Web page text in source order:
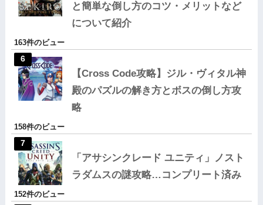
と簡単な倒し方のコツ・メリットなど
について紹介
163件のビュー
【Cross Code攻略】ジル・ヴィタル神
殿のパズルの解き方とボスの倒し方攻
略
158件のビュー
「アサシンクレード ユニティ」ノスト
ラダムスの謎攻略…コンプリート済み
152件のビュー